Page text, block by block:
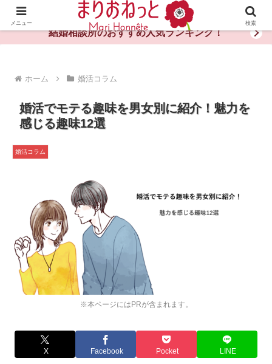
婚活や出会いの体験談・評判・秘訣がわかる情報サイト
結婚相談所のおすすめ人気ランキング！
ホーム 婚活コラム
婚活でモテる趣味を男女別に紹介！魅力を
感じる趣味12選
※本ページにはPRが含まれます。
婚活コラム
X Facebook Pocket LINE
メニュー 検索